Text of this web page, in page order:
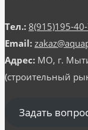
Тел.: 8(915)195-
Email:
Адрес: МО, г.
(строительный
Задать